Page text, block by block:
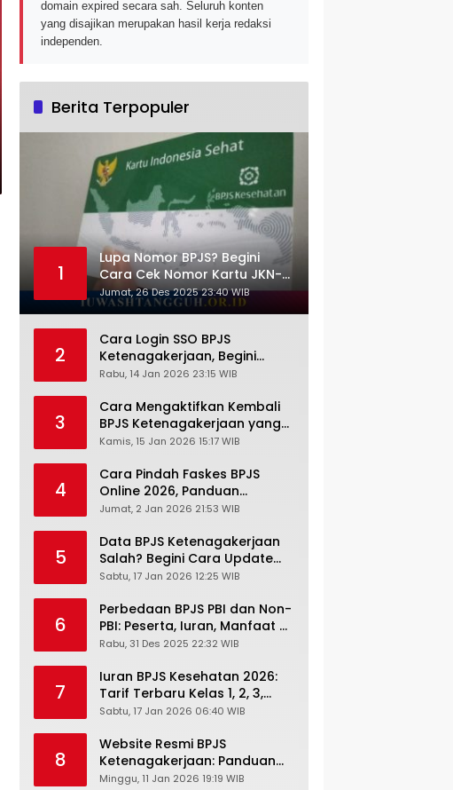
domain expired secara sah. Seluruh konten
yang disajikan merupakan hasil kerja redaksi
independen.
Berita Terpopuler
1
Lupa Nomor BPJS? Begini
Cara Cek Nomor Kartu JKN-
KIS dengan NIK KTP
Jumat, 26 Des 2025 23:40 WIB
2
Cara Login SSO BPJS
Ketenagakerjaan, Begini
Tutorial Lengkap dan
Rabu, 14 Jan 2026 23:15 WIB
3
Cara Mengaktifkan Kembali
BPJS Ketenagakerjaan yang
Nonaktif, Begini Panduan
Kamis, 15 Jan 2026 15:17 WIB
4
Cara Pindah Faskes BPJS
Online 2026, Panduan
Lengkap via Mobile JKN,
Cabang
Jumat, 2 Jan 2026 21:53 WIB
5
Data BPJS Ketenagakerjaan
Salah? Begini Cara Update
Rekening, Alamat, HP di JMO
Sabtu, 17 Jan 2026 12:25 WIB
6
Perbedaan BPJS PBI dan Non-
PBI: Peserta, Iuran, Manfaat &
Masa Berlaku Terbaru 2026
Rabu, 31 Des 2025 22:32 WIB
7
Iuran BPJS Kesehatan 2026:
Tarif Terbaru Kelas 1, 2, 3,
Cara Bayar, Denda &
JKN-KIS
Sabtu, 17 Jan 2026 06:40 WIB
8
Website Resmi BPJS
Ketenagakerjaan: Panduan
Lengkap Akses dan Fitur
Minggu, 11 Jan 2026 19:19 WIB